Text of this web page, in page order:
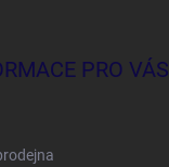
PRO VÁS